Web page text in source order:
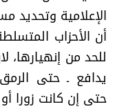
الإعلامية وتحديد
أن الأحزاب
للحد من إنهيارها،
يدافع ـ حتى
حتى إن كانت زورا